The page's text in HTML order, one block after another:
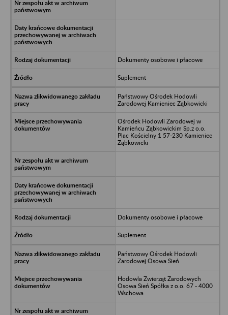
Dokumenty osobowe i płacowe
Suplement
Państwowy Ośrodek Hodowli
Zarodowej Kamieniec Ząbkowicki
Ośrodek Hodowli Zarodowej w
Kamieńcu Ząbkowickim Sp.z o.o.
Plac Kościelny 1 57-230 Kamieniec
Ząbkowicki
Dokumenty osobowe i płacowe
Suplement
Państwowy Ośrodek Hodowli
Zarodowej Osowa Sień
Hodowla Zwierząt Zarodowych
Osowa Sień Spółka z o.o. 67 - 4000
Wschowa